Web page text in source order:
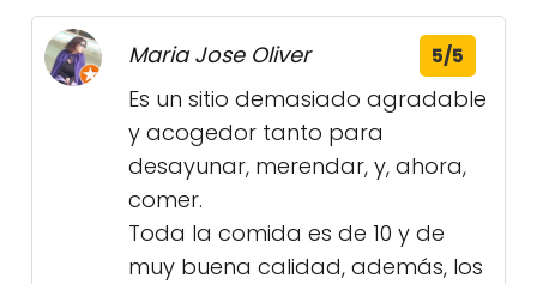
Maria Jose Oliver 5/5
Es un sitio demasiado agradable
y acogedor tanto para
desayunar, merendar, y, ahora,
comer.
Toda la comida es de 10 y de
muy buena calidad, además, los